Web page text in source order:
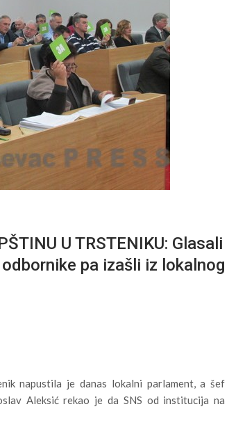
U TRSTENIKU: Glasali
pa izašli iz lokalnog
napustila je danas lokalni parlament, a šef
Aleksić rekao je da SNS od institucija na